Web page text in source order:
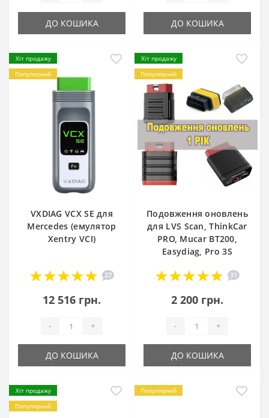
ДО КОШИКА ДО КОШИКА
Хіт продажу
Популярний
VXDIAG VCX SE для
Mercedes (емулятор
Xentry VCI)
27
12 516 грн.
- +
ДО КОШИКА
Хіт продажу
Популярний
Подовження оновлень
для LVS Scan, ThinkCar
PRO, Mucar BT200,
Easydiag, Pro 3S
31
2 200 грн.
- +
ДО КОШИКА
Хіт продажу
Популярний
Популярний